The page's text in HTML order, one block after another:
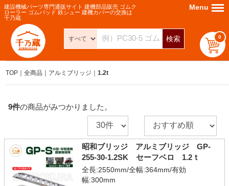
建設機械パーツ専門通販サイト 建機部品販売 ゴムク
ローラー ゴムパッド 鉄シュー 建機カバーの交換は
千乃蔵
検索 0
Menu Menu
TOP 全商品 アルミブリッジ 1.2t
9件の商品がみつかりました。
昭和ブリッジ アルミブリッジ GP-
255-30-1.2SK セーフベロ 1.2ｔ
全長:2550mm/全幅:364mm/有効
幅:300mm